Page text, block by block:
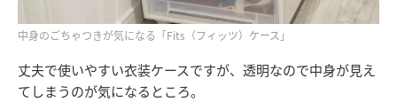
中身のごちゃつきが気になる「Fits（フィッツ）ケース」
丈夫で使いやすい衣装ケースですが、透明なので中身が見え
てしまうのが気になるところ。